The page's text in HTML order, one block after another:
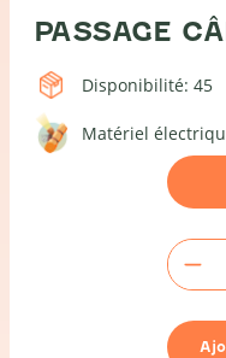
PASSAGE
Disponibilité: 45
Matériel